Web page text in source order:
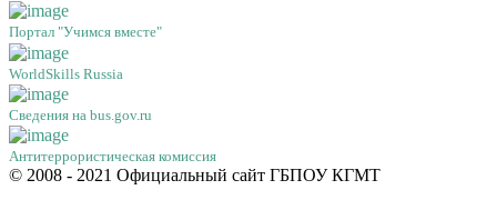
Портал "Учимся вместе"
WorldSkills Russia
Сведения на bus.gov.ru
Антитеррористическая комиссия
© 2008 - 2021 Официальный сайт ГБПОУ КГМТ